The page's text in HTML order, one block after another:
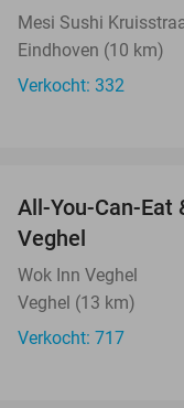
Mesi Sushi
Eindhoven (10 km)
Verkocht: 332
All-You-Can-Eat
Veghel
Wok Inn Veghel
Veghel (13 km)
Verkocht: 717